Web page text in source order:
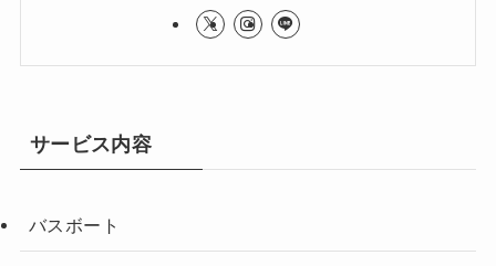
サービス内容
バスボート